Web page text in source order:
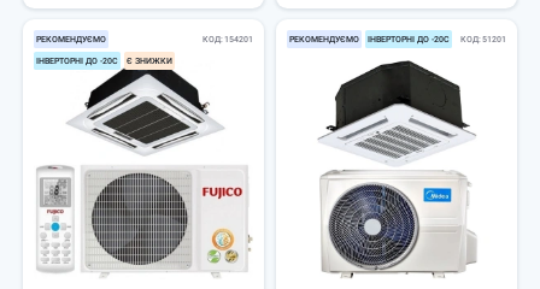
РЕКОМЕНДУЄМО
ІНВЕРТОРНІ ДО -20С Є ЗНИЖКИ
КОД 154201 РЕКОМЕНДУЄМО ІНВЕРТОРНІ ДО -20С КОД 51201